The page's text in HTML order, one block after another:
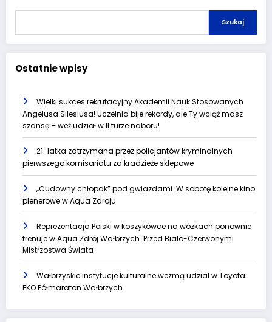
Szukaj
Ostatnie wpisy
Wielki sukces rekrutacyjny Akademii Nauk Stosowanych
Angelusa Silesiusa! Uczelnia bije rekordy, ale Ty wciąż masz
szansę – weź udział w II turze naboru!
21-latka zatrzymana przez policjantów kryminalnych
pierwszego komisariatu za kradzieże sklepowe
„Cudowny chłopak” pod gwiazdami. W sobotę kolejne kino
plenerowe w Aqua Zdroju
Reprezentacja Polski w koszykówce na wózkach ponownie
trenuje w Aqua Zdrój Wałbrzych. Przed Biało-Czerwonymi
Mistrzostwa Świata
Wałbrzyskie instytucje kulturalne wezmą udział w Toyota
EKO Półmaraton Wałbrzych